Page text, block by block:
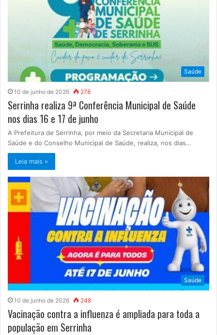
Saúde
10 de junho de 2026 278
Serrinha realiza 9ª Conferência Municipal de Saúde
nos dias 16 e 17 de junho
A Prefeitura de Serrinha, por meio da Secretaria Municipal de
Saúde e do Conselho Municipal de Saúde, realiza, nos dias…
Leia mais »
Saúde
10 de junho de 2026 248
Vacinação contra a influenza é ampliada para toda a
população em Serrinha